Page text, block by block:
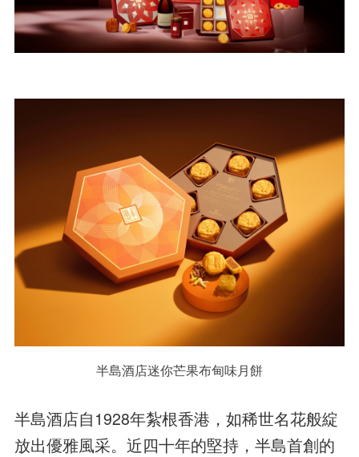
半島酒店迷你芒果布甸味月餅
半島酒店自1928年紮根香港，如稀世名花般綻
放出優雅風采。近四十年的堅持，半島首創的